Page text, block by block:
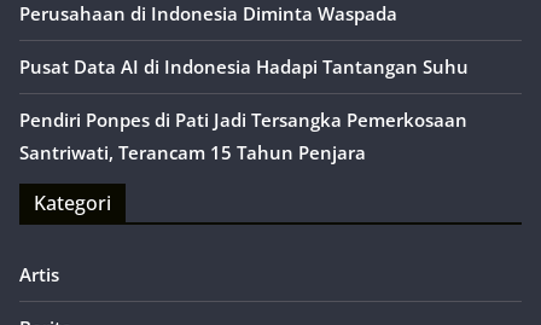
Perusahaan di Indonesia Diminta Waspada
Pusat Data AI di Indonesia Hadapi Tantangan Suhu
Pendiri Ponpes di Pati Jadi Tersangka Pemerkosaan
Santriwati, Terancam 15 Tahun Penjara
Kategori
Artis